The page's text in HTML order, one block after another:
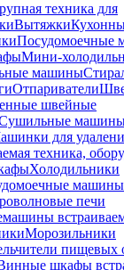
техника для
Вытяжки
Посудомоечные
Мини-
машины
Отпариватели
швейные
для
техника,
Холодильники
машины
печи
Морозильники
пищевых
шкафы